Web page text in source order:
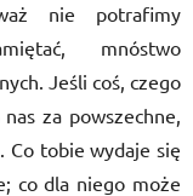
nie potrafimy
mnóstwo
Jeśli coś, czego
za powszechne,
Co tobie wydaje się
co dla niego może